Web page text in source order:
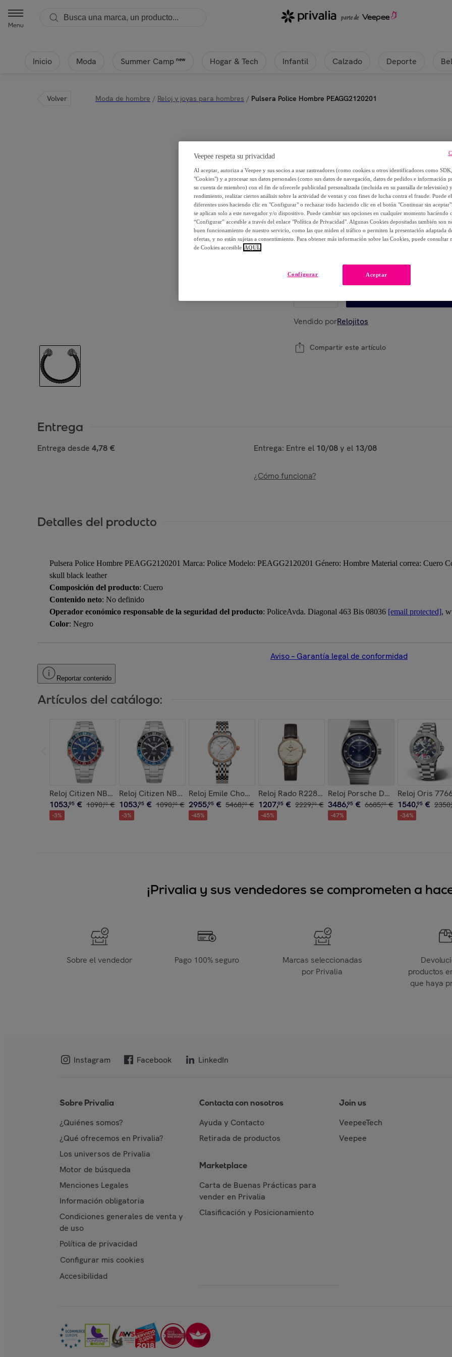
Menu
Inicio Moda Summer Camp new Hogar & Tech Infantil Calzado Deporte
Volver Moda de hombre / Reloj y joyas para hombres / Pulsera Police Hombre PEAGG2120201
Police
Pulsera Police Hombre
38,00 €
79, €
-51 %
Modelo: Pulsera Police Hombre
Vendido porRelojitos
Compartir este artículo
Entrega
Entrega desde 4,78 € Entrega: Entre el 10/08y el 13/08
¿Cómo funciona?
Detalles del producto
Pulsera Police Hombre PEAGG2120201 Marca: Police Modelo: PEAGG2120201 Género: Hombre Material correa: Cuero
skull black leather
Composición del producto: Cuero
Contenido neto: No definido
Operador económico responsable de la seguridad del producto: PoliceAvda. Diagonal 463 Bis 08036 [email protected],
Color: Negro
Aviso – Garantía legal de conformidad
Reportar contenido
Artículos del catálogo:
Reloj Citizen NB6030-59L Hombre Analogico Automatico con Correa de Acero inoxidable
1053,95 € 1090,00 €
-3%
Reloj Citizen NB6031-56E Hombre Analogico Automatico con Correa de Acero inoxidable
1053,95 € 1090,00 €
-3%
Reloj Emile Chouriet 01.1168.L30.6.9.82.1 Mujer Analogico Automatico
2955,95 € 5468,00 €
-45%
Reloj Rado R22865765 Mujer Analogico Automatico
1207,95 € 2229,00 €
-45%
Reloj Porsche Design
3486,95 € 6685,00 €
-47%
Reloj Oris
1540,95 € 2350,
-34%
¡Privalia y sus vendedores se comprometen a
Sobre el vendedor Pago 100% seguro
Marcas seleccionadas
por Privalia
productos
que haya
Instagram Facebook LinkedIn
Sobre Privalia
¿Quiénes somos?
¿Qué ofrecemos en Privalia?
Los universos de Privalia
Motor de búsqueda
Menciones Legales
Información obligatoria
Condiciones generales de venta y
de uso
Política de privacidad
Configurar mis cookies
Accesibilidad
Contacta con nosotros
Ayuda y Contacto
Retirada de productos
Marketplace
Carta de Buenas Prácticas para
vender en Privalia
Clasificación y Posicionamiento
Join us
VeepeeTech
Veepee
Veepee respeta su privacidad
Al aceptar, autoriza a Veepee y sus socios a usar rastreadores (como cookies u otros identificadores como
"Cookies") y a procesar sus datos personales (como sus datos de navegación, datos de pedidos e información
su cuenta de miembro) con el fin de ofrecerle publicidad personalizada (incluida en su pantalla de televisión)
rendimiento, realizar ciertos análisis sobre la actividad de ventas y con fines de lucha contra el fraude. Puede
diferentes usos haciendo clic en "Configurar" o rechazar todo haciendo clic en el botón "Continuar sin
se aplican solo a este navegador y/o dispositivo. Puede cambiar sus opciones en cualquier momento haciendo
“Configurar” accesible a través del enlace "Política de Privacidad". Algunas Cookies depositadas también son
buen funcionamiento de nuestro servicio, como las que miden el tráfico o permiten la presentación adaptada
ofertas, y no están sujetas a consentimiento. Para obtener más información sobre las Cookies, puede consultar
de Cookies accesible AQUÍ.
Aceptar
Configurar